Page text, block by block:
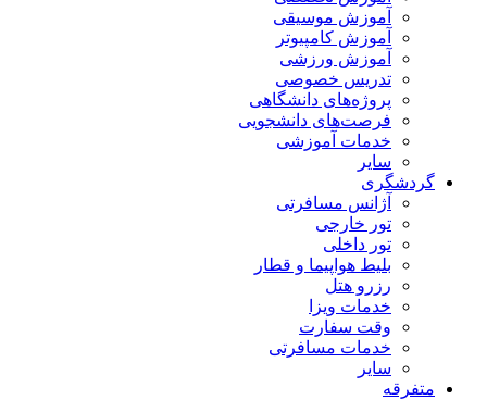
آموزش موسیقی
آموزش کامپیوتر
آموزش ورزشی
تدریس خصوصی
پروژه‌های دانشگاهی
فرصت‌های دانشجویی
خدمات آموزشی
سایر
گردشگری
آژانس مسافرتی
تور خارجی
تور داخلی
بلیط هواپیما و قطار
رزرو هتل
خدمات ویزا
وقت سفارت
خدمات مسافرتی
سایر
متفرقه